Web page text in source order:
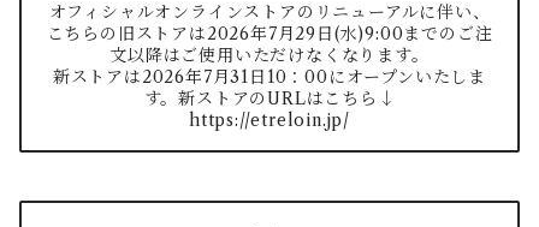
オフィシャルオンラインストアのリニューアルに伴い、
こちらの旧ストアは2026年7月29日(水)9:00までのご注
文以降はご使用いただけなくなります。
新ストアは2026年7月31日10：00にオープンいたしま
す。新ストアのURLはこちら↓
https://etreloin.jp/